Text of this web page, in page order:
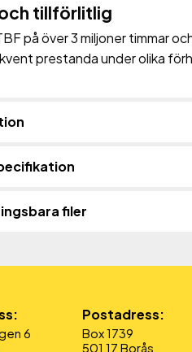
tillförlitlig
på över 3 miljoner timmar
prestanda under olika
filer
6
Postadress:
Box 1739
501 17 Borås